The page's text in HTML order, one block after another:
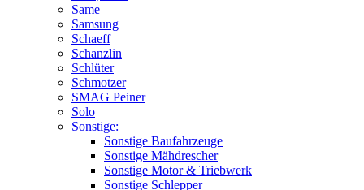
Same
Samsung
Schaeff
Schanzlin
Schlüter
Schmotzer
SMAG Peiner
Solo
Sonstige:
Sonstige Baufahrzeuge
Sonstige Mähdrescher
Sonstige Motor & Triebwerk
Sonstige Schlepper